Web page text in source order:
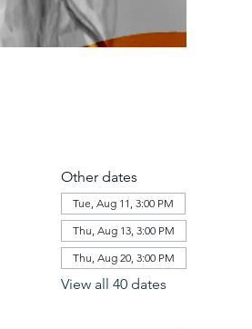
Other dates
Tue, Aug 11, 3:00 PM
Thu, Aug 13, 3:00 PM
Thu, Aug 20, 3:00 PM
View all 40 dates